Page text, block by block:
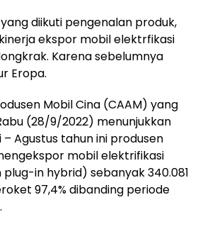
diikuti pengenalan produk,
ekspor mobil elektrfikasi
Karena sebelumnya
Eropa.
Mobil Cina (CAAM) yang
(28/9/2022) menunjukkan
Agustus tahun ini produsen
mobil elektrifikasi
in hybrid) sebanyak 340.081
97,4% dibanding periode